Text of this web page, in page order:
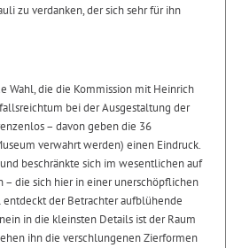
zu verdanken, der sich sehr für ihn
Wahl, die die Kommission mit Heinrich
bei der Ausgestaltung der
– davon geben die 36
verwahrt werden) einen Eindruck.
beschränkte sich im wesentlichen auf
die sich hier in einer unerschöpflichen
der Betrachter aufblühende
in die kleinsten Details ist der Raum
ihn die verschlungenen Zierformen